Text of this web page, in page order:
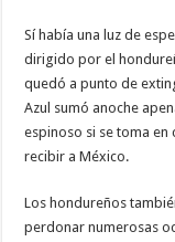
Sí había una luz de
dirigido por el
quedó a punto de
Azul sumó anoche
espinoso si se toma en
recibir a México.
Los hondureños
perdonar numerosas